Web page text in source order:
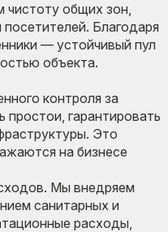
общих зон,
Благодаря
— устойчивый пул
объекта.
контроля за
гарантировать
Это
на бизнесе
Мы внедряем
санитарных и
расходы,